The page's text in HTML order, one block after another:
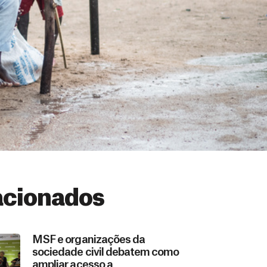
MSF e organizações da
sociedade civil debatem como
ampliar acesso a